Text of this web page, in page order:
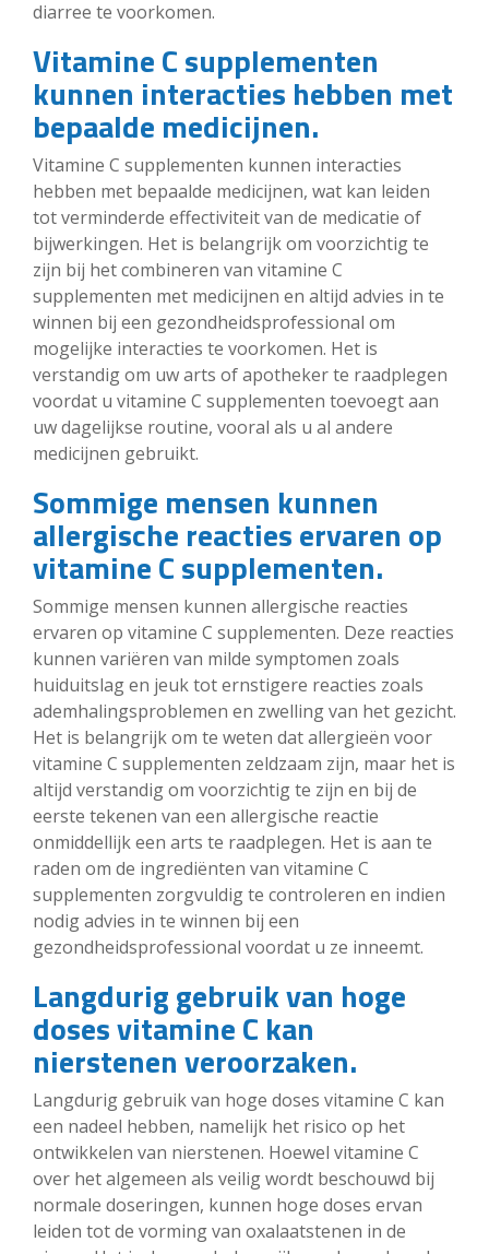
diarree te voorkomen.
Vitamine C supplementen
kunnen interacties hebben met
bepaalde medicijnen.
Vitamine C supplementen kunnen interacties
hebben met bepaalde medicijnen, wat kan leiden
tot verminderde effectiviteit van de medicatie of
bijwerkingen. Het is belangrijk om voorzichtig te
zijn bij het combineren van vitamine C
supplementen met medicijnen en altijd advies in te
winnen bij een gezondheidsprofessional om
mogelijke interacties te voorkomen. Het is
verstandig om uw arts of apotheker te raadplegen
voordat u vitamine C supplementen toevoegt aan
uw dagelijkse routine, vooral als u al andere
medicijnen gebruikt.
Sommige mensen kunnen
allergische reacties ervaren op
vitamine C supplementen.
Sommige mensen kunnen allergische reacties
ervaren op vitamine C supplementen. Deze reacties
kunnen variëren van milde symptomen zoals
huiduitslag en jeuk tot ernstigere reacties zoals
ademhalingsproblemen en zwelling van het gezicht.
Het is belangrijk om te weten dat allergieën voor
vitamine C supplementen zeldzaam zijn, maar het is
altijd verstandig om voorzichtig te zijn en bij de
eerste tekenen van een allergische reactie
onmiddellijk een arts te raadplegen. Het is aan te
raden om de ingrediënten van vitamine C
supplementen zorgvuldig te controleren en indien
nodig advies in te winnen bij een
gezondheidsprofessional voordat u ze inneemt.
Langdurig gebruik van hoge
doses vitamine C kan
nierstenen veroorzaken.
Langdurig gebruik van hoge doses vitamine C kan
een nadeel hebben, namelijk het risico op het
ontwikkelen van nierstenen. Hoewel vitamine C
over het algemeen als veilig wordt beschouwd bij
normale doseringen, kunnen hoge doses ervan
leiden tot de vorming van oxalaatstenen in de